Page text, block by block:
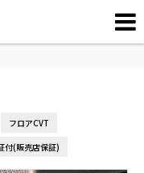
フロアCVT
付(販売店保証)